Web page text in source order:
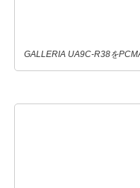
GALLERIA UA9C-R38を